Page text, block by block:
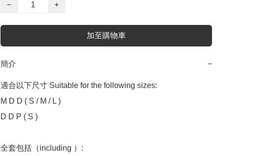
−
+
加至購物車
簡介 −
適合以下尺寸 Suitable for the following sizes:
M D D ( S / M / L )
D D P ( S )
全套包括（including ）: